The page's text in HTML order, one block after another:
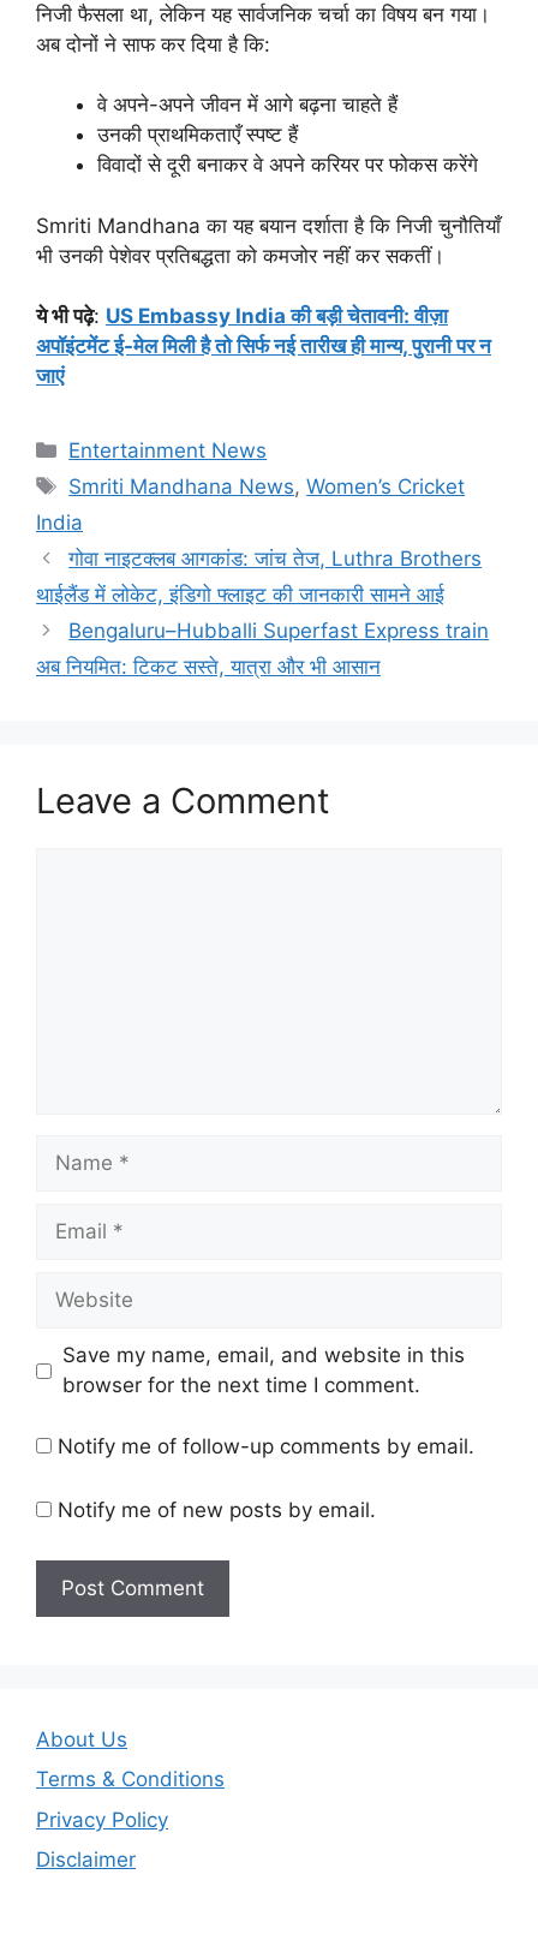
निजी फैसला था, लेकिन यह सार्वजनिक चर्चा का विषय बन गया।
अब दोनों ने साफ कर दिया है कि:
वे अपने-अपने जीवन में आगे बढ़ना चाहते हैं
उनकी प्राथमिकताएँ स्पष्ट हैं
विवादों से दूरी बनाकर वे अपने करियर पर फोकस करेंगे
Smriti Mandhana का यह बयान दर्शाता है कि निजी चुनौतियाँ
भी उनकी पेशेवर प्रतिबद्धता को कमजोर नहीं कर सकतीं।
ये भी पढ़े: US Embassy India की बड़ी चेतावनी: वीज़ा
अपॉइंटमेंट ई-मेल मिली है तो सिर्फ नई तारीख ही मान्य, पुरानी पर न
जाएं
Categories
Entertainment News
Tags
Smriti Mandhana News,Women’s Cricket
India
गोवा नाइटक्लब आगकांड: जांच तेज, Luthra Brothers
थाईलैंड में लोकेट, इंडिगो फ्लाइट की जानकारी सामने आई
Bengaluru–Hubballi Superfast Express train
अब नियमित: टिकट सस्ते, यात्रा और भी आसान
Leave a Comment
Name
Email
Website
Save my name, email, and website in this
browser for the next time I comment.
Notify me of follow-up comments by email.
Notify me of new posts by email.
About Us
Terms & Conditions
Privacy Policy
Disclaimer